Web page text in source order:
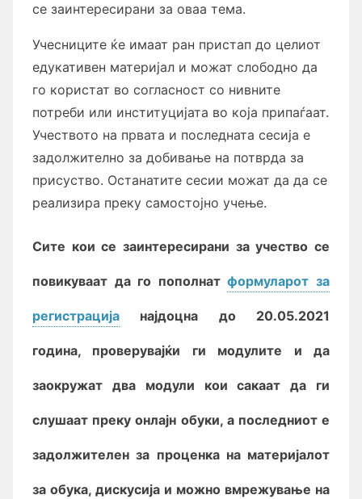
се заинтересирани за оваа тема.
Учесниците ќе имаат ран пристап до целиот
едукативен материјал и можат слободно да
го користат во согласност со нивните
потреби или институцијата во која припаѓаат.
Учеството на првата и последната сесија е
задолжително за добивање на потврда за
присуство. Останатите сесии можат да да се
реализира преку самостојно учење.
Сите кои се заинтересирани за учество се
повикуваат да го пополнатформуларот за
регистрација најдоцна до 20.05.2021
година, проверувајќи ги модулите и да
заокружат два модули кои сакаат да ги
слушаат преку онлајн обуки, а последниот е
задолжителен за проценка на материјалот
за обука, дискусија и можно вмрежување на